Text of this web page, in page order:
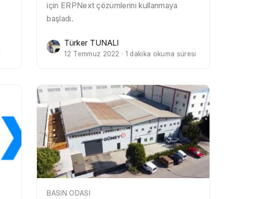
için ERPNext çözümlerini kullanmaya
başladı.
Türker TUNALI
12 Temmuz 2022 · 1 dakika okuma süresi
BASIN ODASI